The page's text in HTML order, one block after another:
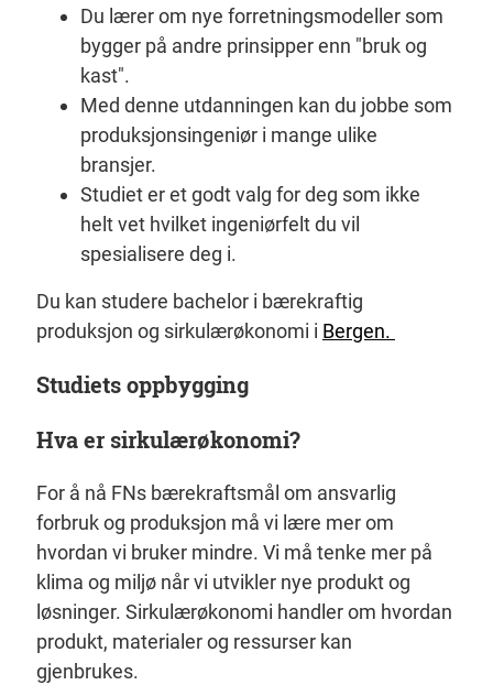
Du lærer om nye forretningsmodeller som
bygger på andre prinsipper enn "bruk og
kast".
Med denne utdanningen kan du jobbe som
produksjonsingeniør i mange ulike
bransjer.
Studiet er et godt valg for deg som ikke
helt vet hvilket ingeniørfelt du vil
spesialisere deg i.
Du kan studere bachelor i bærekraftig
produksjon og sirkulærøkonomi i Bergen.
Studiets oppbygging
Hva er sirkulærøkonomi?
For å nå FNs bærekraftsmål om ansvarlig
forbruk og produksjon må vi lære mer om
hvordan vi bruker mindre. Vi må tenke mer på
klima og miljø når vi utvikler nye produkt og
løsninger. Sirkulærøkonomi handler om hvordan
produkt, materialer og ressurser kan
gjenbrukes.